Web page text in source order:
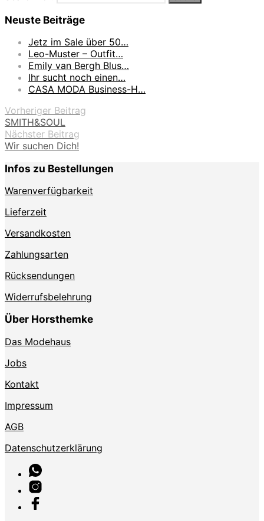
Neuste Beiträge
Jetz im Sale über 50…
Leo-Muster – Outfit…
Emily van Bergh Blus…
Ihr sucht noch einen…
CASA MODA Business-H…
Vorheriger Beitrag
SMITH&SOUL
Nächster Beitrag
Wir suchen Dich!
Infos zu Bestellungen
Warenverfügbarkeit
Lieferzeit
Versandkosten
Zahlungsarten
Rücksendungen
Widerrufsbelehrung
Über Horsthemke
Das Modehaus
Jobs
Kontakt
Impressum
AGB
Datenschutzerklärung